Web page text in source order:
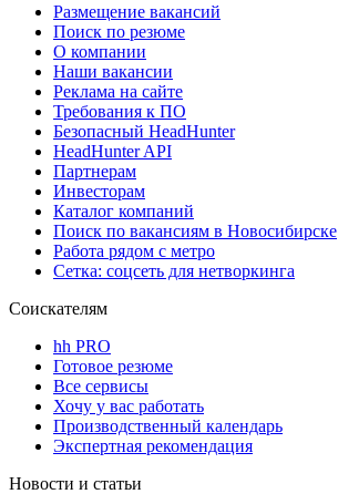
Размещение вакансий
Поиск по резюме
О компании
Наши вакансии
Реклама на сайте
Требования к ПО
Безопасный HeadHunter
HeadHunter API
Партнерам
Инвесторам
Каталог компаний
Поиск по вакансиям в Новосибирске
Работа рядом с метро
Сетка: соцсеть для нетворкинга
Соискателям
hh PRO
Готовое резюме
Все сервисы
Хочу у вас работать
Производственный календарь
Экспертная рекомендация
Новости и статьи